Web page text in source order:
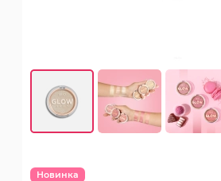
Новинка